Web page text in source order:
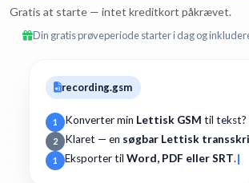
Gratis at starte — intet kreditkort påkrævet.
Din gratis prøveperiode starter i dag og
recording.gsm
1 Konverter min Lettisk GSM til tekst?
2 Klaret — en søgbar Lettisk
1 Eksporter til Word, PDF eller SRT.